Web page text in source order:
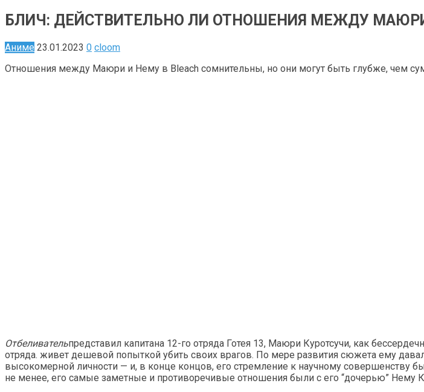
БЛИЧ: ДЕЙСТВИТЕЛЬНО ЛИ ОТНОШЕНИЯ МЕЖДУ
Аниме 23.01.2023 0 cloom
Отношения между Маюри и Нему в Bleach сомнительны, но они могут быть глубже, чем
Отбеливательпредставил капитана 12-го отряда Готея 13, Маюри Куротсучи, как
отряда. живет дешевой попыткой убить своих врагов. По мере развития сюжета ему
высокомерной личности — и, в конце концов, его стремление к научному совершенству
не менее, его самые заметные и противоречивые отношения были с его “дочерью” Нему